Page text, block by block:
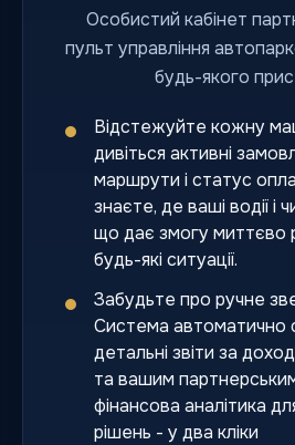
Особистий кабінет
пульт управління
будь-якого
Відстежуйте кожну
дивіться активні
маршрути і статус
знаєте, де ваші водії і
що дає змогу миттєво
будь-які ситуації.
Забудьте про ручне
Система автоматично
детальні звіти за
та вашим
фінансова аналітика
рішень - у два кліки